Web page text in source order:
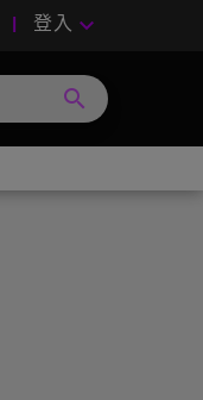
登入 keyboard_arrow_down
search